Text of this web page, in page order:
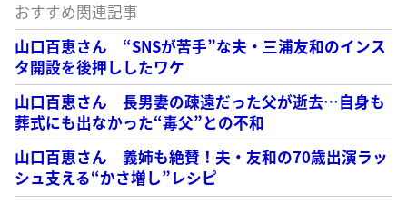
おすすめ関連記事
山口百恵さん “SNSが苦手”な夫・三浦友和のインス
タ開設を後押ししたワケ
山口百恵さん 長男妻の疎遠だった父が逝去…自身も
葬式にも出なかった“毒父”との不和
山口百恵さん 義姉も絶賛！夫・友和の70歳出演ラッ
シュ支える“かさ増し”レシピ